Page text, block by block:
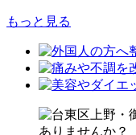
もっと見る